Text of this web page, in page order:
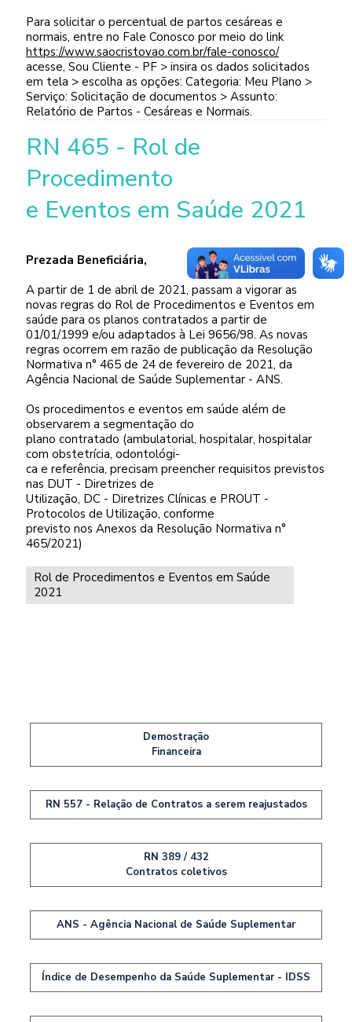
Para solicitar o percentual de partos cesáreas e
normais, entre no Fale Conosco por meio do link
https://www.saocristovao.com.br/fale-conosco/
acesse, Sou Cliente - PF > insira os dados solicitados
em tela > escolha as opções: Categoria: Meu Plano >
Serviço: Solicitação de documentos > Assunto:
Relatório de Partos - Cesáreas e Normais.
RN 465 - Rol de
Procedimento
e Eventos em Saúde 2021
Prezada Beneficiária,
A partir de 1 de abril de 2021, passam a vigorar as
novas regras do Rol de Procedimentos e Eventos em
saúde para os planos contratados a partir de
01/01/1999 e/ou adaptados à Lei 9656/98. As novas
regras ocorrem em razão de publicação da Resolução
Normativa n° 465 de 24 de fevereiro de 2021, da
Agência Nacional de Saúde Suplementar - ANS.
Os procedimentos e eventos em saúde além de
observarem a segmentação do
plano contratado (ambulatorial, hospitalar, hospitalar
com obstetrícia, odontológi-
ca e referência, precisam preencher requisitos previstos
nas DUT - Diretrizes de
Utilização, DC - Diretrizes Clínicas e PROUT -
Protocolos de Utilização, conforme
previsto nos Anexos da Resolução Normativa n°
465/2021)
Rol de Procedimentos e Eventos em Saúde
2021
Demostração
Financeira
RN 557 - Relação de Contratos a serem reajustados
RN 389 / 432
Contratos coletivos
ANS - Agência Nacional de Saúde Suplementar
Índice de Desempenho da Saúde Suplementar - IDSS